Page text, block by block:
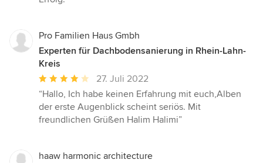
Pro Familien Haus Gmbh
Experten für Dachbodensanierung in Rhein-Lahn-
Kreis
Durchschnittliche
Bewertung:
4
von
27. Juli 2022
“Hallo, Ich habe keinen Erfahrung mit euch,Alben
der erste Augenblick scheint seriös. Mit
freundlichen Grüßen Halim Halimi”
haaw harmonic architecture